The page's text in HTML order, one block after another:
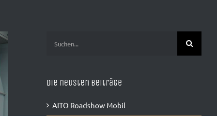
nach:
Die neusten Beiträge
AITO Roadshow Mobil